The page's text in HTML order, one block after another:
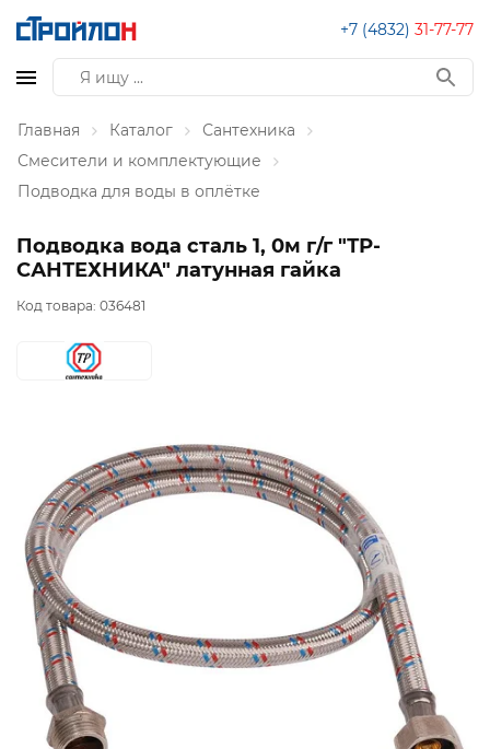
+7 (4832) 31-77-77
Главная Каталог
Сантехника
Смесители и комплектующие
Подводка для воды в оплётке
Подводка вода сталь 1, 0м г/г "ТР-
САНТЕХНИКА" латунная гайка
Код товара: 036481